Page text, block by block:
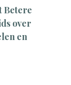
Betere
over
en